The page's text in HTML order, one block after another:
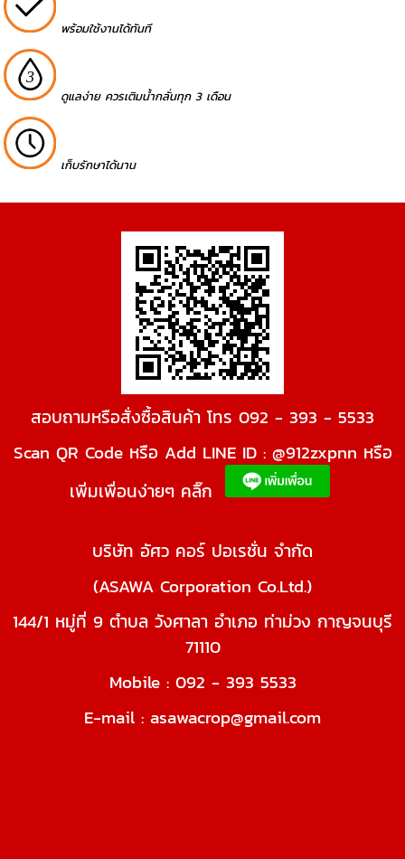
พร้อมใช้งานได้ทันที
ดูแลง่าย ควรเติมน้ำกลั่นทุก 3 เดือน
เก็บรักษาได้นาน
สอบถามหรือสั่งซื้อสินค้า โทร 092 - 393 - 5533
Scan QR Code หรือ Add LINE ID : @912zxpnn หรือ
เพิ่มเพื่อนง่ายๆ คลิ๊ก
บริษัท อัศว คอร์ ปอเรชั่น จำกัด
(ASAWA Corporation Co.Ltd.)
144/1 หมู่ที่ 9 ตำบล วังศาลา อำเภอ ท่าม่วง กาญจนบุรี
71110
Mobile : 092 - 393 5533
E-mail : asawacrop@gmail.com